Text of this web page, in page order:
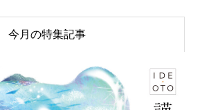
今月の特集記事